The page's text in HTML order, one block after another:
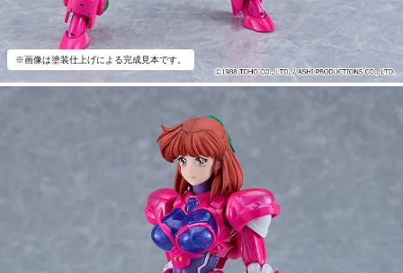
※画像は塗装仕上げによる完成見本です。